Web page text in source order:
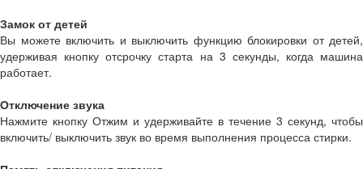
Замок от детей
Вы можете включить и выключить функцию блокировки от детей,
удерживая кнопку отсрочку старта на 3 секунды, когда машина
работает.
Отключение звука
Нажмите кнопку Отжим и удерживайте в течение 3 секунд, чтобы
включить/ выключить звук во время выполнения процесса стирки.